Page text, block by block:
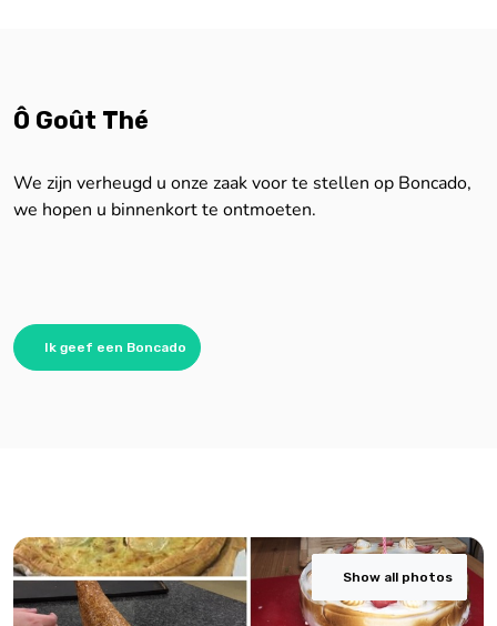
Ô Goût Thé
We zijn verheugd u onze zaak voor te stellen op Boncado,
we hopen u binnenkort te ontmoeten.
Ik geef een Boncado
Show all photos